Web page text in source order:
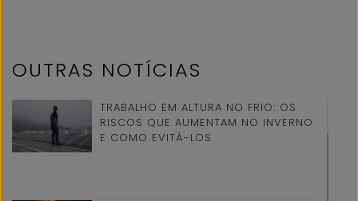
OUTRAS NOTÍCIAS
TRABALHO EM ALTURA NO FRIO: OS
RISCOS QUE AUMENTAM NO INVERNO
E COMO EVITÁ-LOS